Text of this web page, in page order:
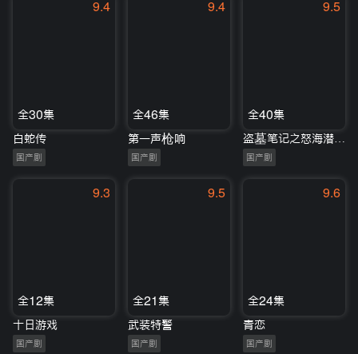
9.4
全30集
白蛇传
国产剧
9.4
全46集
第一声枪响
国产剧
9.5
全40集
国产剧
9.3
全12集
十日游戏
国产剧
9.5
全21集
武装特警
国产剧
9.6
全24集
青恋
国产剧